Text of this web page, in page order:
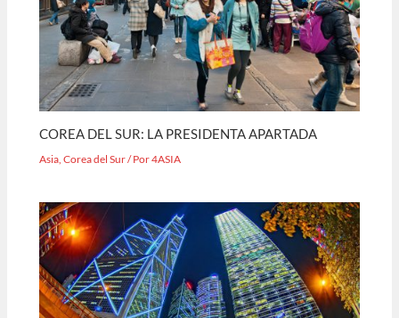
COREA DEL SUR: LA PRESIDENTA APARTADA
Asia ,Corea del Sur/ Por4ASIA